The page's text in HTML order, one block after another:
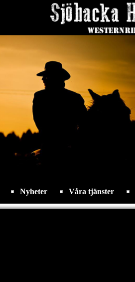
Nyheter Våra tjänster